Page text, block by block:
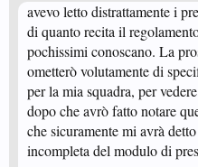
avevo letto distrattamente i
di quanto recita il
pochissimi conoscano. La
ometterò volutamente di
per la mia squadra, per
dopo che avrò fatto notare
che sicuramente mi avrà
incompleta del modulo di